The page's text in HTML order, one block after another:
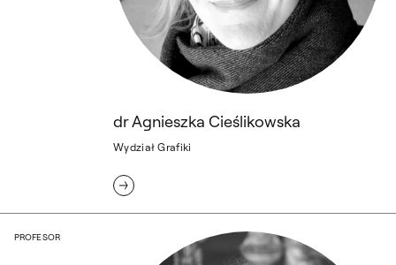
dr Agnieszka Cieślikowska
Wydział Grafiki
prof. Agnieszka Cieślińska-Kawecka
PROFESOR